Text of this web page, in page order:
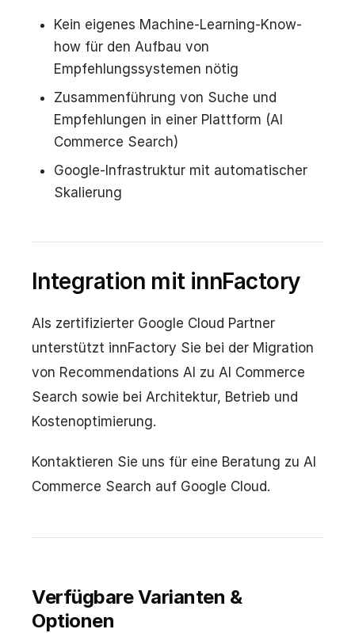
Kein eigenes Machine-Learning-Know-
how für den Aufbau von
Empfehlungssystemen nötig
Zusammenführung von Suche und
Empfehlungen in einer Plattform (AI
Commerce Search)
Google-Infrastruktur mit automatischer
Skalierung
Integration mit innFactory
Als zertifizierter Google Cloud Partner
unterstützt innFactory Sie bei der Migration
von Recommendations AI zu AI Commerce
Search sowie bei Architektur, Betrieb und
Kostenoptimierung.
Kontaktieren Sie uns für eine Beratung zu AI
Commerce Search auf Google Cloud.
Verfügbare Varianten &
Optionen